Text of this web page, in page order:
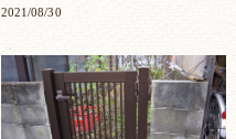
2021/08/30